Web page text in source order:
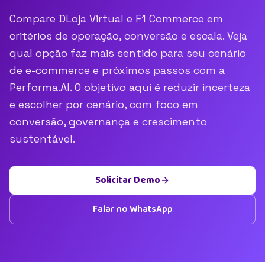
Compare DLoja Virtual e F1 Commerce em
critérios de operação, conversão e escala. Veja
qual opção faz mais sentido para seu cenário
de e-commerce e próximos passos com a
Performa.AI. O objetivo aqui é reduzir incerteza
e escolher por cenário, com foco em
conversão, governança e crescimento
sustentável.
Solicitar Demo
Falar no WhatsApp